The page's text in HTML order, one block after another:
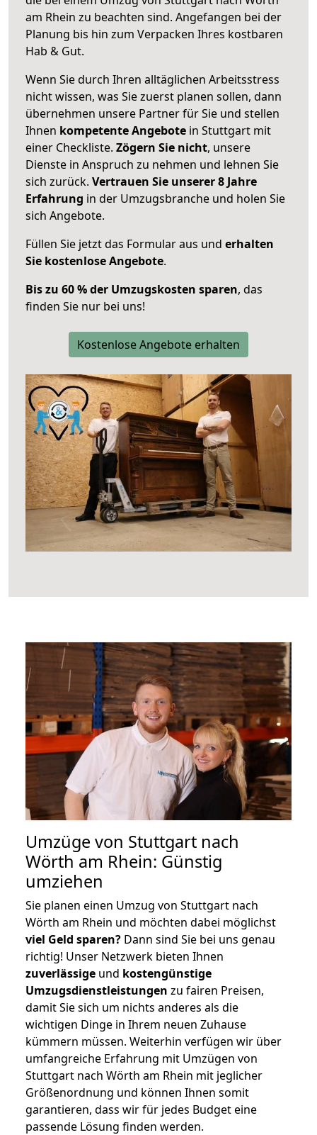
am Rhein zu beachten sind. Angefangen bei der
Planung bis hin zum Verpacken Ihres kostbaren
Hab & Gut.
Wenn Sie durch Ihren alltäglichen Arbeitsstress
nicht wissen, was Sie zuerst planen sollen, dann
übernehmen unsere Partner für Sie und stellen
Ihnen kompetente Angebote in Stuttgart mit
einer Checkliste. Zögern Sie nicht, unsere
Dienste in Anspruch zu nehmen und lehnen Sie
sich zurück. Vertrauen Sie unserer 8 Jahre
Erfahrung in der Umzugsbranche und holen Sie
sich Angebote.
Füllen Sie jetzt das Formular aus und erhalten
Sie kostenlose Angebote.
Bis zu 60 % der Umzugskosten sparen, das
finden Sie nur bei uns!
Kostenlose Angebote erhalten
Umzüge von Stuttgart nach
Wörth am Rhein: Günstig
umziehen
Sie planen einen Umzug von Stuttgart nach
Wörth am Rhein und möchten dabei möglichst
viel Geld sparen? Dann sind Sie bei uns genau
richtig! Unser Netzwerk bieten Ihnen
zuverlässige und kostengünstige
Umzugsdienstleistungen zu fairen Preisen,
damit Sie sich um nichts anderes als die
wichtigen Dinge in Ihrem neuen Zuhause
kümmern müssen. Weiterhin verfügen wir über
umfangreiche Erfahrung mit Umzügen von
Stuttgart nach Wörth am Rhein mit jeglicher
Größenordnung und können Ihnen somit
garantieren, dass wir für jedes Budget eine
passende Lösung finden werden.